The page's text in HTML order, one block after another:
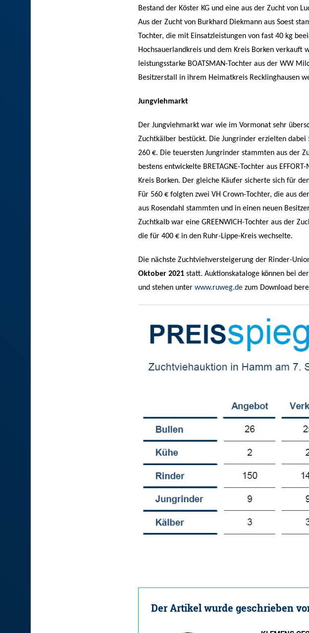
Bestand der Köster KG und eine aus der Zucht von
Aus der Zucht von Burkhard Diekmann aus Soest
Tochter, die mit Einsatzleistungen von fast 40 kg
Hochsauerlandkreis und dem Kreis Borken verkauft
leistungsstarke BOATSMAN-Tochter aus der WW
Besitzerstall in ihrem Heimatkreis Recklinghausen
Jungviehmarkt
Der Jungviehmarkt war wie im Vormonat sehr
Zuchtkälber bestückt. Die Jungrinder erzielten
260 €. Die teuersten Jungrinder stammten aus der
bestens entwickelte BRETAGNE-Tochter aus
Kreis Borken. Der gleiche Käufer sicherte sich für
Für 560 € folgten zwei VH Crown-Tochter, die aus
aus Rosendahl stammten und in einen neuen
Zuchtkalb war eine GREENWICH-Tochter aus der
die für 400 € in den Ruhr-Lippe-Kreis wechselte.
Die nächste Zuchtviehversteigerung der Rinder-
Oktober 2021statt. Auktionskataloge können bei
und stehen unterwww.ruweg.de zum Download
Der Artikel wurde geschrieben